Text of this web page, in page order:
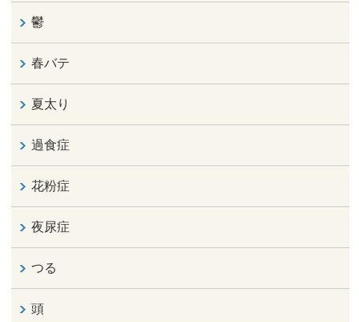
鬱
春バテ
夏太り
過食症
花粉症
夜尿症
つる
頭